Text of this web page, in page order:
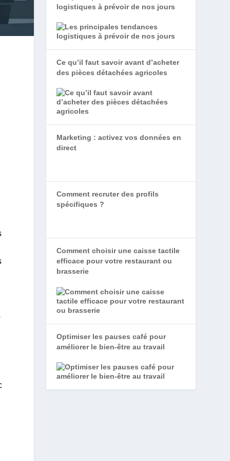
logistiques à prévoir de nos jours
Ce qu’il faut savoir avant d’acheter
des pièces détachées agricoles
Marketing : activez vos données en
direct
Comment recruter des profils
spécifiques ?
Comment choisir une caisse tactile
efficace pour votre restaurant ou
brasserie
Optimiser les pauses café pour
améliorer le bien-être au travail